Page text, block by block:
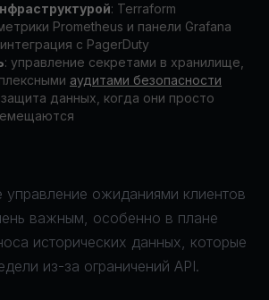
: Terraform
Prometheus и панели Grafana
с PagerDuty
: управление секретами в хранилище,
аудитами безопасности
защита данных, когда они просто
управление ожиданиями клиентов
важным, особенно в плане
исторических данных, которые
из-за ограничений API.